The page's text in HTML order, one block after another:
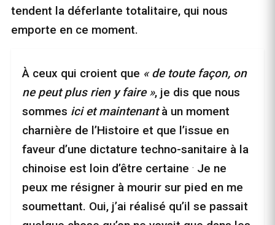
tendent la déferlante totalitaire, qui nous
emporte en ce moment.
À ceux qui croient que « de toute façon, on
ne peut plus rien y faire », je dis que nous
sommes ici et maintenantà un moment
charnière de l’Histoire et que l’issue en
faveur d’une dictature techno-sanitaire à la
chinoise est loin d’être certaine . Je ne
peux me résigner à mourir sur pied en me
soumettant. Oui, j’ai réalisé qu’il se passait